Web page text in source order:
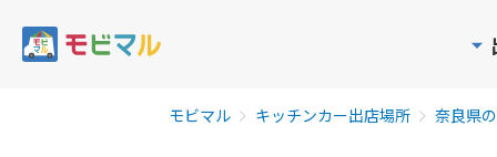
モビマル キッチンカー出店場所 奈良県